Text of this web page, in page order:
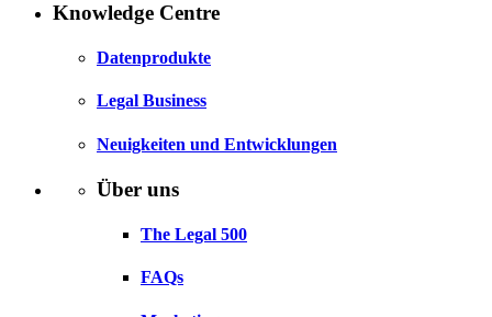
Knowledge Centre
Datenprodukte
Legal Business
Neuigkeiten und Entwicklungen
Über uns
The Legal 500
FAQs